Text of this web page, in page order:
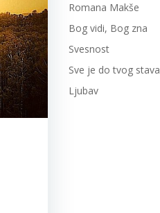
Romana Makše
Bog vidi, Bog zna
Svesnost
Sve je do tvog stava
Ljubav